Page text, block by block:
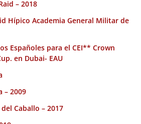
– 2018
Hípico Academia General Militar de
Españoles para el CEI** Crown
en Dubai- EAU
– 2009
Caballo – 2017